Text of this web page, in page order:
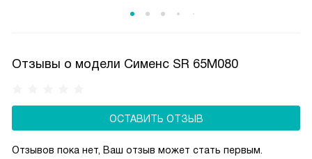
Отзывы о модели Сименс SR 65M080
ОСТАВИТЬ ОТЗЫВ
Отзывов пока нет, Ваш отзыв может стать первым.